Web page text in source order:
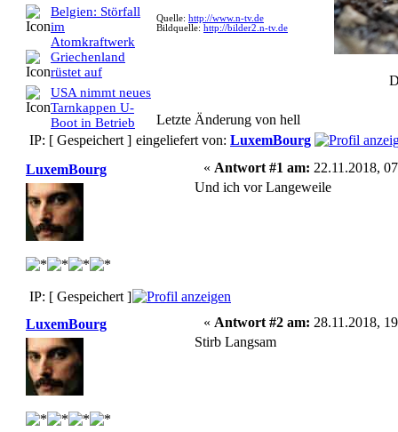
Belgien: Störfall
im
Atomkraftwerk
Griechenland
rüstet auf
USA nimmt neues
Tarnkappen U-
Boot in Betrieb
Quelle: http://www.n-tv.de
Bildquelle: http://bilder2.n-tv.de
Letzte Änderung von hell
IP: [ Gespeichert ] eingeliefert von: LuxemBourg
LuxemBourg
« Antwort #1 am: 22.11.2018,
Und ich vor Langeweile
IP: [ Gespeichert ]
LuxemBourg
« Antwort #2 am: 28.11.2018,
Stirb Langsam